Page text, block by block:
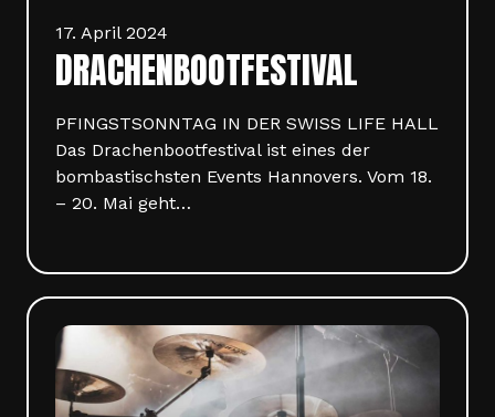
17. April 2024
DRACHENBOOTFESTIVAL
PFINGSTSONNTAG IN DER SWISS LIFE HALL
Das Drachenbootfestival ist eines der
bombastischsten Events Hannovers. Vom 18.
– 20. Mai geht…